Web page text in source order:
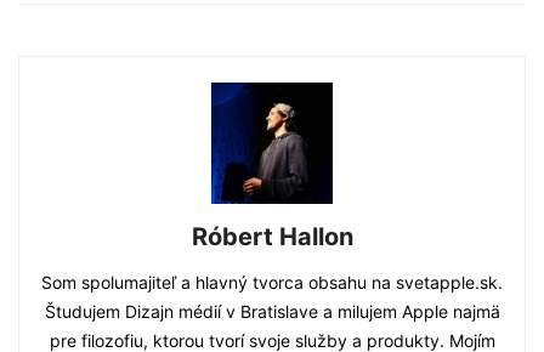
Róbert Hallon
Som spolumajiteľ a hlavný tvorca obsahu na svetapple.sk.
Študujem Dizajn médií v Bratislave a milujem Apple najmä
pre filozofiu, ktorou tvorí svoje služby a produkty. Mojím